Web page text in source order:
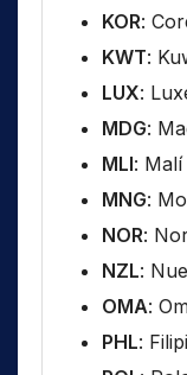
KOR:
KWT:
LUX:
MDG:
MLI: Malí
MNG:
NOR:
NZL:
OMA:
PHL: